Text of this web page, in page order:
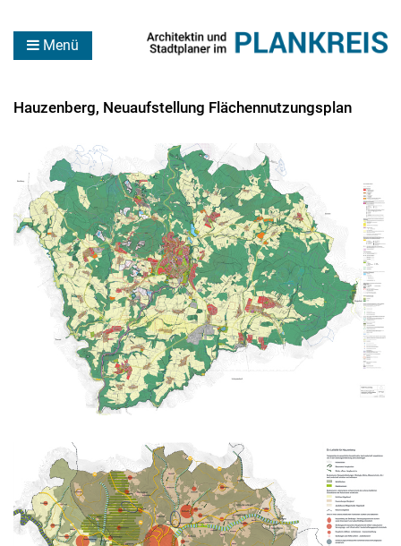
Menü
Hauzenberg, Neuaufstellung Flächennutzungsplan